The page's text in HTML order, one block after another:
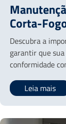
Corta-
Descubra a
garantir que
conformidade
Leia mais